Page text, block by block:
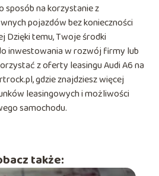
sposób na korzystanie z
pojazdów bez konieczności
Dzięki temu, Twoje środki
inwestowania w rozwój firmy lub
z oferty leasingu Audi A6 na
gdzie znajdziesz więcej
leasingowych i możliwości
samochodu.
także: